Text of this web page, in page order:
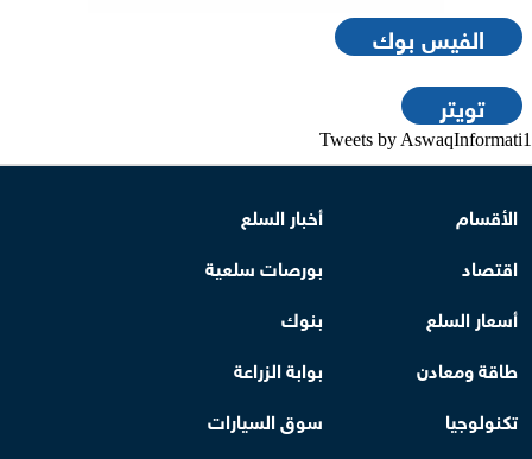
الفيس بوك
تويتر
Tweets by AswaqInformati1
الأقسام
أخبار السلع
اقتصاد
بورصات سلعية
أسعار السلع
بنوك
طاقة ومعادن
بوابة الزراعة
تكنولوجيا
سوق السيارات